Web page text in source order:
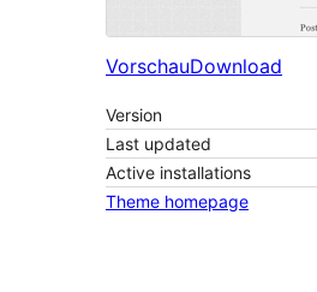
VorschauDownload
Version
Last updated
Active installations
Theme homepage